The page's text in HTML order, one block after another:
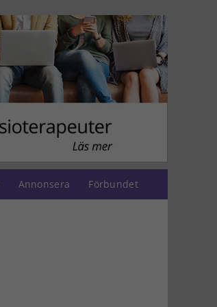
Annonsera Förbundet